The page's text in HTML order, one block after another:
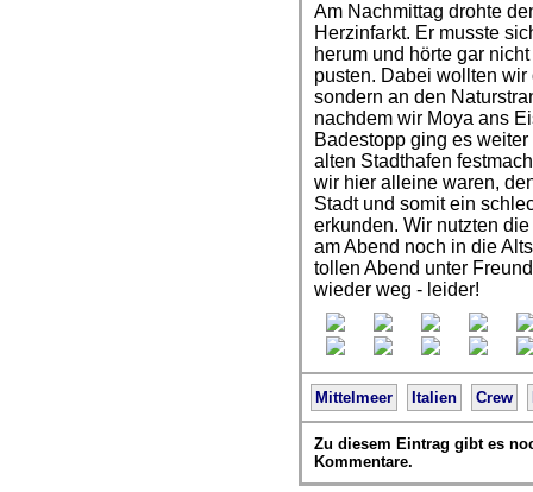
Am Nachmittag drohte
Herzinfarkt. Er musste
herum und hörte gar
pusten. Dabei wollten
sondern an den
nachdem wir Moya ans
Badestopp ging es
alten Stadthafen
wir hier alleine waren,
Stadt und somit ein
erkunden. Wir nutzten
am Abend noch in die
tollen Abend unter
wieder weg - leider!
Mittelmeer Italien Crew
Zu diesem Eintrag gibt es
Kommentare.